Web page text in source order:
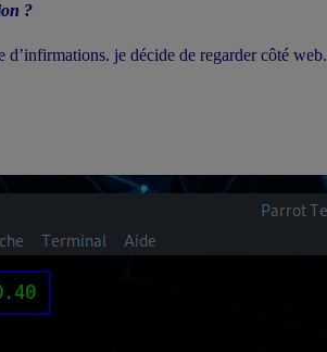
?
je décide de regarder côté web.